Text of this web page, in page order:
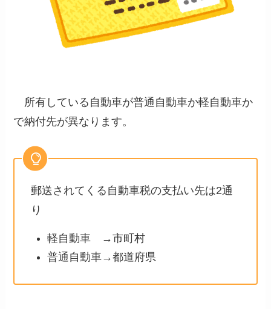
所有している自動車が普通自動車か軽自動車か
で納付先が異なります。
郵送されてくる自動車税の支払い先は2通
り
軽自動車 →市町村
普通自動車→都道府県